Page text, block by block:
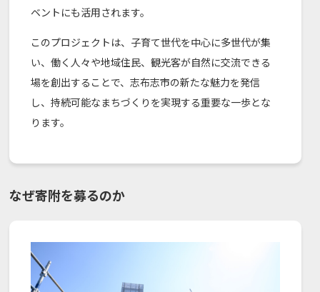
ベントにも活用されます。
このプロジェクトは、子育て世代を中心に多世代が集
い、働く人々や地域住民、観光客が自然に交流できる
場を創出することで、志布志市の新たな魅力を発信
し、持続可能なまちづくりを実現する重要な一歩とな
ります。
なぜ寄附を募るのか